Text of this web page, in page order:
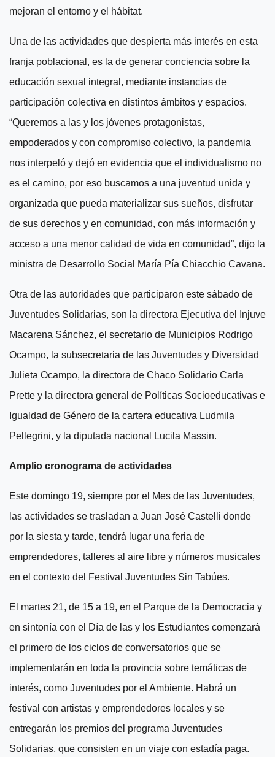
mejoran el entorno y el hábitat.
Una de las actividades que despierta más interés en esta
franja poblacional, es la de generar conciencia sobre la
educación sexual integral, mediante instancias de
participación colectiva en distintos ámbitos y espacios.
“Queremos a las y los jóvenes protagonistas,
empoderados y con compromiso colectivo, la pandemia
nos interpeló y dejó en evidencia que el individualismo no
es el camino, por eso buscamos a una juventud unida y
organizada que pueda materializar sus sueños, disfrutar
de sus derechos y en comunidad, con más información y
acceso a una menor calidad de vida en comunidad”, dijo la
ministra de Desarrollo Social María Pía Chiacchio Cavana.
Otra de las autoridades que participaron este sábado de
Juventudes Solidarias, son la directora Ejecutiva del Injuve
Macarena Sánchez, el secretario de Municipios Rodrigo
Ocampo, la subsecretaria de las Juventudes y Diversidad
Julieta Ocampo, la directora de Chaco Solidario Carla
Prette y la directora general de Políticas Socioeducativas e
Igualdad de Género de la cartera educativa Ludmila
Pellegrini, y la diputada nacional Lucila Massin.
Amplio cronograma de actividades
Este domingo 19, siempre por el Mes de las Juventudes,
las actividades se trasladan a Juan José Castelli donde
por la siesta y tarde, tendrá lugar una feria de
emprendedores, talleres al aire libre y números musicales
en el contexto del Festival Juventudes Sin Tabúes.
El martes 21, de 15 a 19, en el Parque de la Democracia y
en sintonía con el Día de las y los Estudiantes comenzará
el primero de los ciclos de conversatorios que se
implementarán en toda la provincia sobre temáticas de
interés, como Juventudes por el Ambiente. Habrá un
festival con artistas y emprendedores locales y se
entregarán los premios del programa Juventudes
Solidarias, que consisten en un viaje con estadía paga.